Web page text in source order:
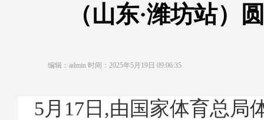
（山东·潍坊站）
编辑：admin 时间：2025年5月19日 09:06:35
5月17日,由国家体育总局